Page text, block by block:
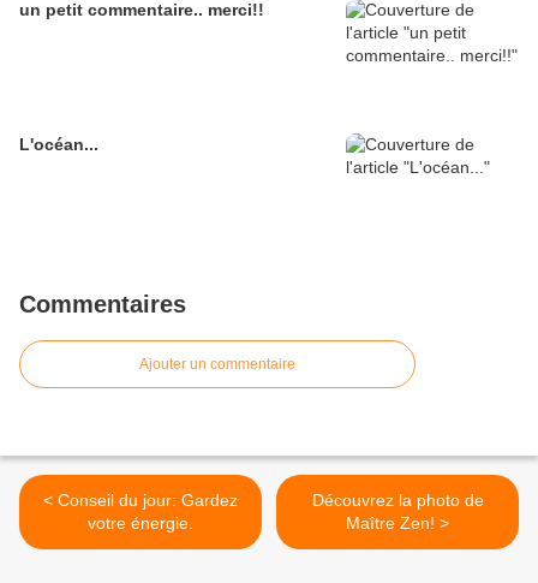
un petit commentaire.. merci!!
L'océan...
Commentaires
Ajouter un commentaire
< Conseil du jour: Gardez
votre énergie.
Découvrez la photo de
Maître Zen! >